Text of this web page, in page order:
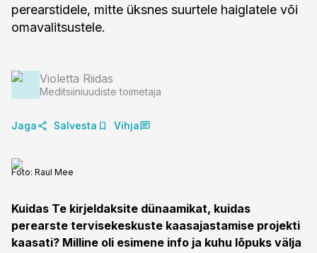
perearstidele, mitte üksnes suurtele haiglatele või
omavalitsustele.
Violetta Riidas
Meditsiiniuudiste toimetaja
Jaga Salvesta Vihja
Foto: Raul Mee
Kuidas Te kirjeldaksite dünaamikat, kuidas
perearste tervisekeskuste kaasajastamise projekti
kaasati? Milline oli esimene info ja kuhu lõpuks välja